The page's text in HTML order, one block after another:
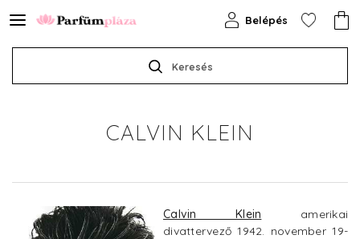
Keresés
Belépés
CALVIN KLEIN
Calvin Klein amerikai
divattervező 1942. november 19-